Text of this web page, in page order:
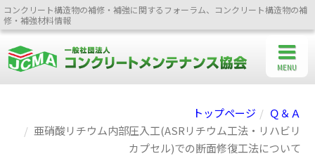
コンクリート構造物の補修・補強に関するフォーラム、コンクリート構造物の補
修・補強材料情報
トップページ
Ｑ＆Ａ
亜硝酸リチウム内部圧入工(ASRリチウム工法・リハビリ
カプセル)での断面修復工法について
MENU